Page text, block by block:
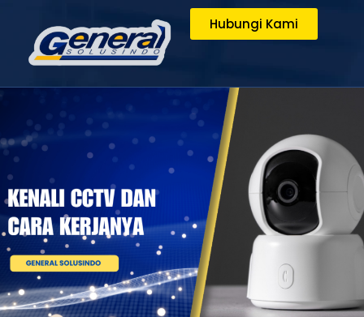
Hubungi Kami